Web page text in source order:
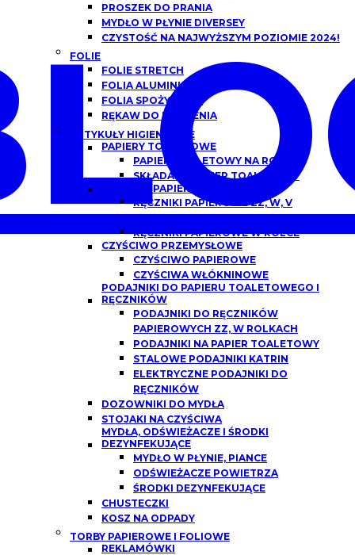
PROSZEK DO PRANIA
MYDŁO W PŁYNIE DIVERSEY
CZYSTOŚĆ NA NAJWYŻSZYM POZIOMIE 2024!
FOLIE
FOLIE STRETCH
FOLIA ALUMINIOWA
FOLIA SPOŻYWCZA
RĘKAW DO PIECZENIA
ARTYKUŁY HIGIENICZNE
PAPIERY TOALETOWE
PAPIER TOALETOWY NA ROLCE
SKŁADANY PAPIER TOALETOWY
RĘCZNIKI PAPIEROWE
RĘCZNIKI PAPIEROWE ZZ, W, V
SKŁADANE
RĘCZNIKI PAPIEROWE W ROLCE
CZYŚCIWO PRZEMYSŁOWE
CZYŚCIWO PAPIEROWE
CZYŚCIWA WŁÓKNINOWE
PODAJNIKI DO PAPIERU TOALETOWEGO I
RĘCZNIKÓW
PODAJNIKI DO RĘCZNIKÓW
PAPIEROWYCH ZZ, W ROLKACH
PODAJNIKI NA PAPIER TOALETOWY
STALOWE PODAJNIKI KATRIN
ELEKTRYCZNE PODAJNIKI DO
RĘCZNIKÓW
DOZOWNIKI DO MYDŁA
STOJAKI NA CZYŚCIWA
MYDŁA, ODŚWIEŻACZE I ŚRODKI
DEZYNFEKUJĄCE
MYDŁO W PŁYNIE, PIANCE
ODŚWIEŻACZE POWIETRZA
ŚRODKI DEZYNFEKUJĄCE
CHUSTECZKI
KOSZ NA ODPADY
TORBY PAPIEROWE I FOLIOWE
REKLAMÓWKI